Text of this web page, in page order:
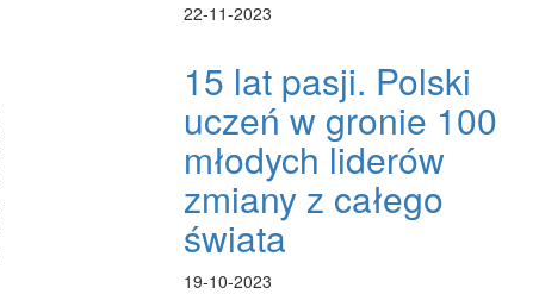
22-11-2023
15 lat pasji. Polski
uczeń w gronie 100
młodych liderów
zmiany z całego
świata
19-10-2023